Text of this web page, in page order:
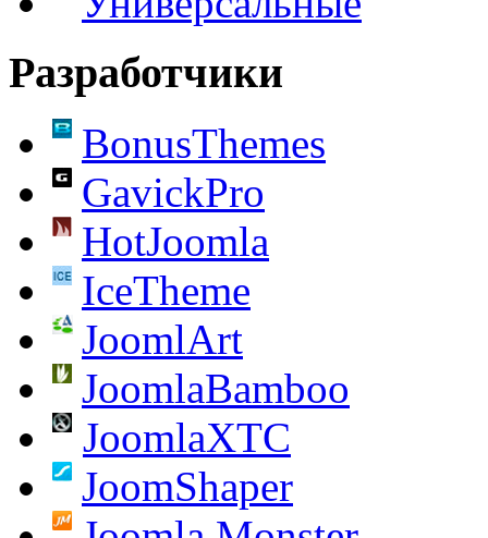
Разработчики
BonusThemes
GavickPro
HotJoomla
IceTheme
JoomlArt
JoomlaBamboo
JoomlaXTC
JoomShaper